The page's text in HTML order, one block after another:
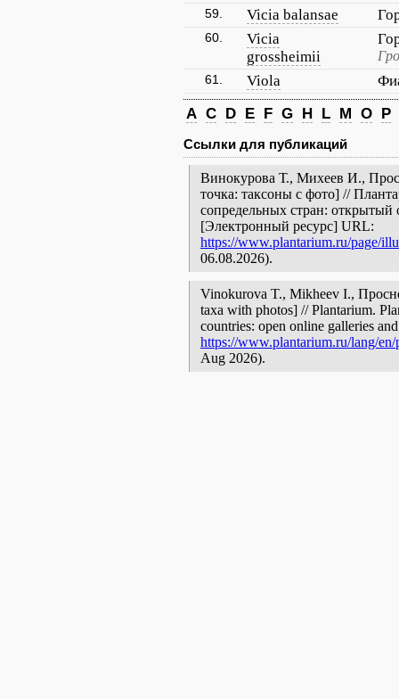
59. Vicia balansae
60.
Vicia
grossheimii
61. Viola
A C D E F G H L M O P
Ссылки для публикаций
Винокурова Т., Михеев И.,
точка: таксоны с фото] //
сопредельных стран: открытый
[Электронный ресурс] URL:
https://www.plantarium.ru/page/
06.08.2026).
Vinokurova T., Mikheev I.,
taxa with photos] // Plantarium.
countries: open online galleries
https://www.plantarium.ru/lang/
Aug 2026).